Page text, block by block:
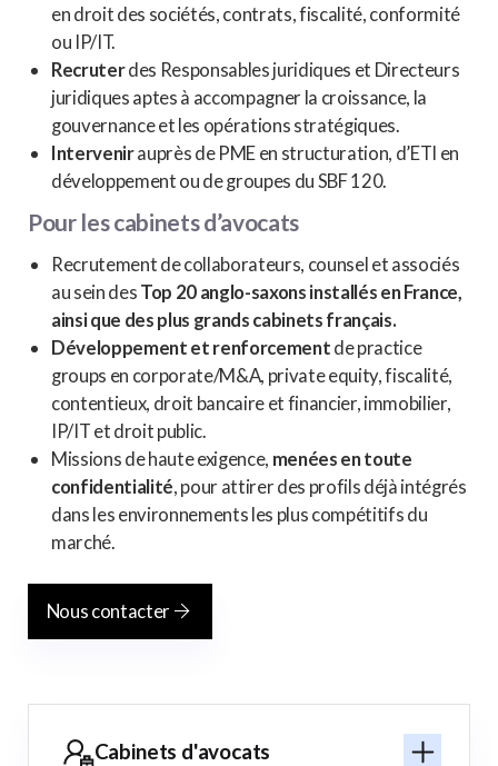
en droit des sociétés, contrats, fiscalité, conformité
ou IP/IT.
Recruterdes Responsables juridiques et Directeurs
juridiques aptes à accompagner la croissance, la
gouvernance et les opérations stratégiques.
Intervenirauprès de PME en structuration, d’ETI en
développement ou de groupes du SBF 120.
Pour les cabinets d’avocats
Recrutement de collaborateurs, counsel et associés
au sein desTop 20 anglo-saxons installés en France,
ainsi que des plus grands cabinets français.
Développement et renforcementde practice
groups en corporate/M&A, private equity, fiscalité,
contentieux, droit bancaire et financier, immobilier,
IP/IT et droit public.
Missions de haute exigence, menées en toute
confidentialité, pour attirer des profils déjà intégrés
dans les environnements les plus compétitifs du
marché.
Nous contacter
Cabinets d'avocats